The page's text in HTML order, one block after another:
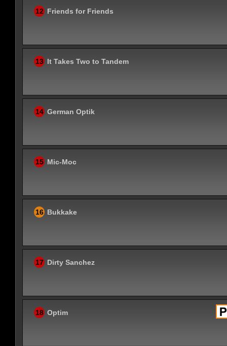
12 Friends for Friends
13 It Takes Two to Tandem
14 German Optik
15 Mic-Moc
16 Bukkake
17 Dirty Sanchez
18 Optim